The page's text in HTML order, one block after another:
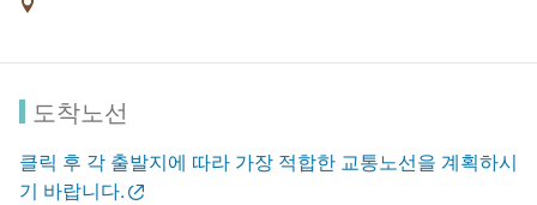
도착노선
클릭 후 각 출발지에 따라 가장 적합한 교통노선을 계획하시
기 바랍니다.